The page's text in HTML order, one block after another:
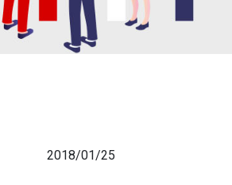
2018/01/25